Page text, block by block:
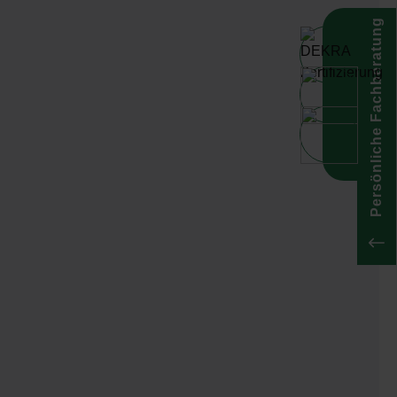
Persönliche Fachberatung